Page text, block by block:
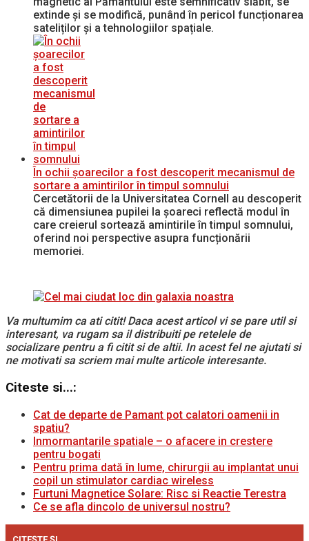
extinde și se modifică, punând în pericol funcționarea
sateliților și a tehnologiilor spațiale.
În ochii șoarecilor a fost descoperit mecanismul de
sortare a amintirilor în timpul somnului
Cercetătorii de la Universitatea Cornell au descoperit
că dimensiunea pupilei la șoareci reflectă modul în
care creierul sortează amintirile în timpul somnului,
oferind noi perspective asupra funcționării
memoriei.
Va multumim ca ati citit! Daca acest articol vi se pare util si
interesant, va rugam sa il distribuiti pe retelele de
socializare pentru a fi citit si de altii. In acest fel ne ajutati si
ne motivati sa scriem mai multe articole interesante.
Citeste si...:
Cat de departe de Pamant pot calatori oamenii in
spatiu?
Inmormantarile spatiale – o afacere in crestere
pentru bogati
Pentru prima dată în lume, chirurgii au implantat unui
copil un stimulator cardiac wireless
Furtuni Magnetice Solare: Risc si Reactie Terestra
Ce se afla dincolo de universul nostru?